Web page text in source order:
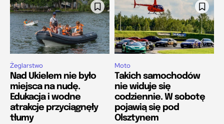
Żeglarstwo
Nad Ukielem nie było
miejsca na nudę.
Edukacja i wodne
atrakcje przyciągnęły
tłumy
Moto
Takich samochodów
nie widuje się
codziennie. W sobotę
pojawią się pod
Olsztynem